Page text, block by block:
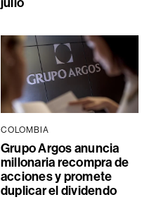
julio
COLOMBIA
Grupo Argos anuncia
millonaria recompra de
acciones y promete
duplicar el dividendo